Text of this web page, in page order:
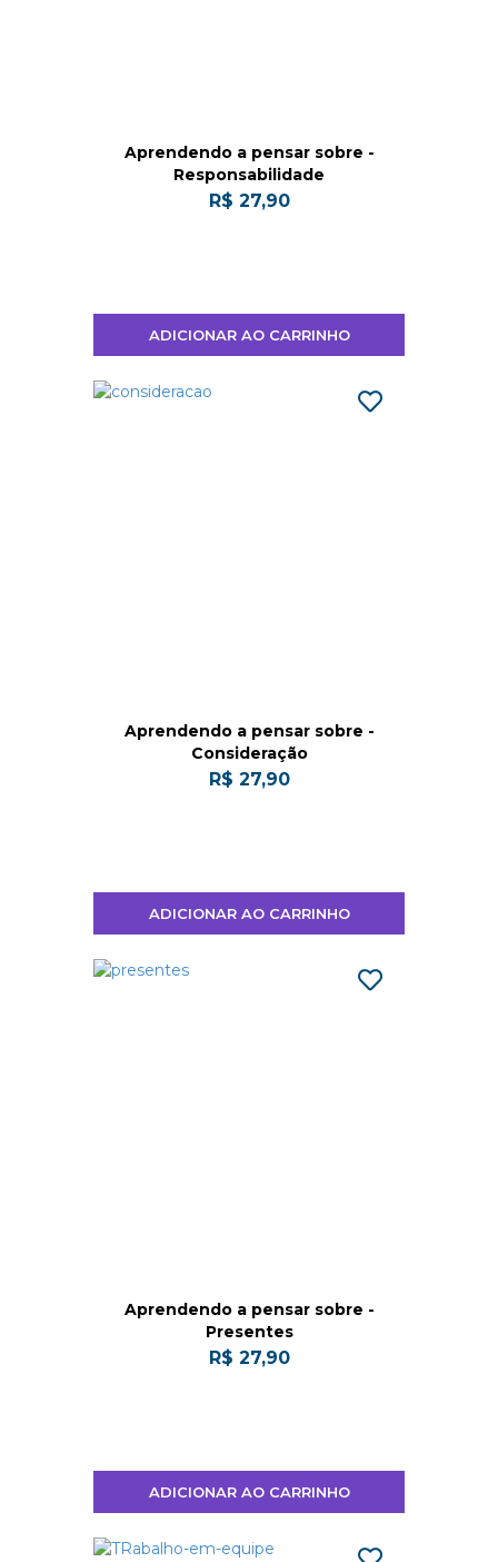
Aprendendo a pensar sobre -
Responsabilidade
R$ 27,90
ADICIONAR AO CARRINHO
Aprendendo a pensar sobre -
Consideração
R$ 27,90
ADICIONAR AO CARRINHO
Aprendendo a pensar sobre -
Presentes
R$ 27,90
ADICIONAR AO CARRINHO